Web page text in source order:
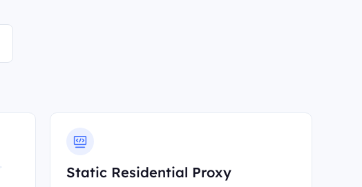
Static Residential Proxy